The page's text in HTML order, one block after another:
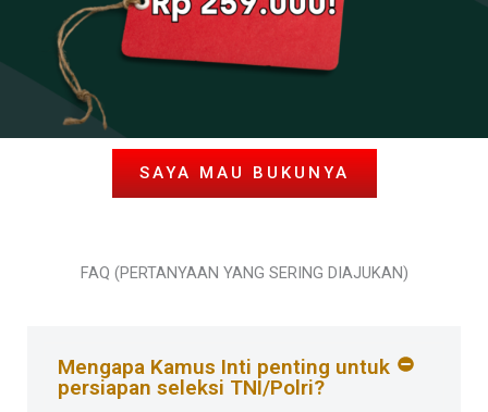
SAYA MAU BUKUNYA
FAQ (PERTANYAAN YANG SERING DIAJUKAN)
Mengapa Kamus Inti penting untuk
persiapan seleksi TNI/Polri?